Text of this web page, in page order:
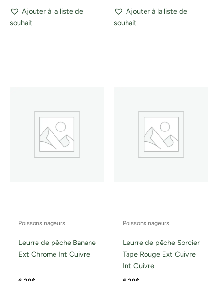
Ajouter à la liste de
souhait
Ajouter à la liste de
souhait
Poissons nageurs
Leurre de pêche Banane
Ext Chrome Int Cuivre
Poissons nageurs
Leurre de pêche Sorcier
Tape Rouge Ext Cuivre
Int Cuivre